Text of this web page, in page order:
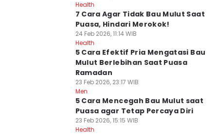
Health
7 Cara Agar Tidak Bau Mulut Saat
Puasa, Hindari Merokok!
24 Feb 2026, 11:14 WIB
Health
5 Cara Efektif Pria Mengatasi Bau
Mulut Berlebihan Saat Puasa
Ramadan
23 Feb 2026, 23:17 WIB
Men
5 Cara Mencegah Bau Mulut saat
Puasa agar Tetap Percaya Diri
23 Feb 2026, 15:15 WIB
Health